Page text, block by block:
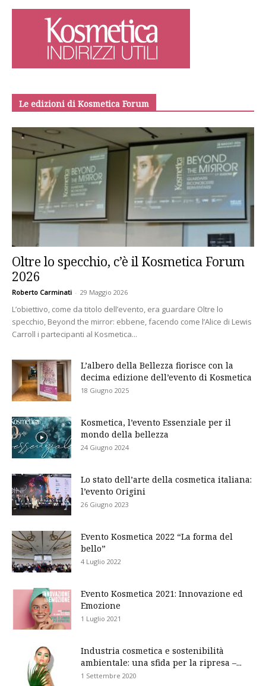
Le edizioni di Kosmetica Forum
Oltre lo specchio, c’è il Kosmetica Forum
2026
Roberto Carminati - 29 Maggio 2026
L’obiettivo, come da titolo dell’evento, era guardare Oltre lo
specchio, Beyond the mirror: ebbene, facendo come l’Alice di Lewis
Carroll i partecipanti al Kosmetica...
L’albero della Bellezza fiorisce con la
decima edizione dell’evento di Kosmetica
18 Giugno 2025
Kosmetica, l’evento Essenziale per il
mondo della bellezza
24 Giugno 2024
Lo stato dell’arte della cosmetica italiana:
l’evento Origini
26 Giugno 2023
Evento Kosmetica 2022 “La forma del
bello”
4 Luglio 2022
Evento Kosmetica 2021: Innovazione ed
Emozione
1 Luglio 2021
Industria cosmetica e sostenibilità
ambientale: una sfida per la ripresa –...
1 Settembre 2020